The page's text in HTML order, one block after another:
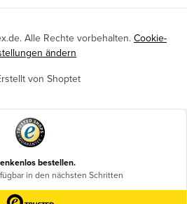
von Shoptet
. Alle Rechte vorbehalten. Cookie-
ändern